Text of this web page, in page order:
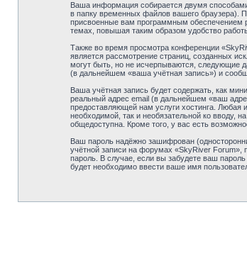
Ваша информация собирается двумя
в папку временных файлов вашего браузера).
присвоенные вам программным обеспечением
темах, повышая таким образом удобство
Также во время просмотра конференции
является рассмотрение страниц, созданных
могут быть, но не исчерпываются, следующие
(в дальнейшем «ваша учётная запись») и
Ваша учётная запись будет содержать, как
реальный адрес email (в дальнейшем «ваш
предоставляющей нам услуги хостинга. Любая
необходимой, так и необязательной ко вводу,
общедоступна. Кроме того, у вас есть
Ваш пароль надёжно зашифрован
учётной записи на форумах «SkyRiver Forum»,
пароль. В случае, если вы забудете ваш
будет необходимо ввести ваше имя